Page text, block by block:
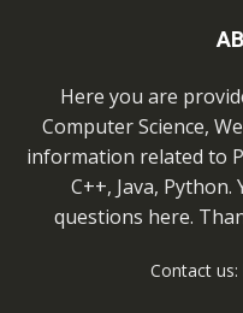
Here you are
Computer Science,
information related to
C++, Java,
questions here.
Contact us: